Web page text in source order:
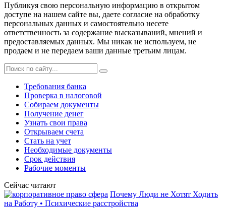
Публикуя свою персональную информацию в открытом
доступе на нашем сайте вы, даете согласие на обработку
персональных данных и самостоятельно несете
ответственность за содержание высказываний, мнений и
предоставляемых данных. Мы никак не используем, не
продаем и не передаем ваши данные третьим лицам.
Требования банка
Проверка в налоговой
Собираем документы
Получение денег
Узнать свои права
Открываем счета
Стать на учет
Необходимые документы
Срок действия
Рабочие моменты
Сейчас читают
Почему Люди не Хотят Ходить
на Работу • Психические расстройства